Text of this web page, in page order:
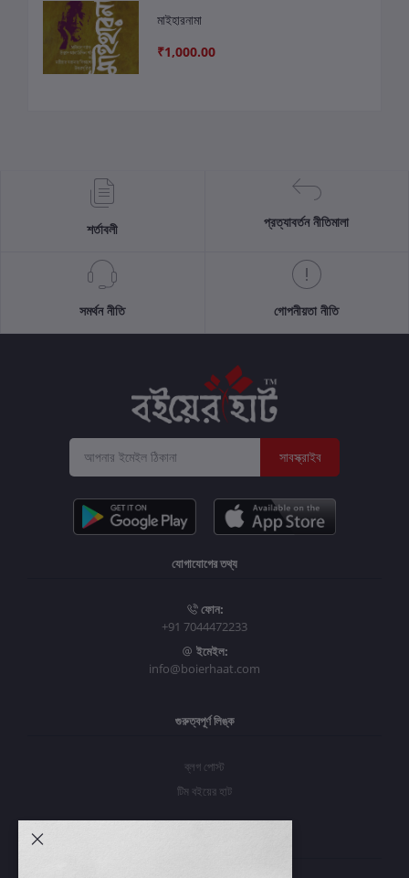
মাইহারনামা
₹1,000.00
শর্তাবলী প্রত্যাবর্তন নীতিমালা
সমর্থন নীতি গোপনীয়তা নীতি
সাবস্ক্রাইব
যোগাযোগের তথ্য
ফোন:
+91 7044472233
ইমেইল:
info@boierhaat.com
গুরুত্বপূর্ণ লিঙ্ক
ব্লগ পোস্ট
টিম বইয়ের হাট